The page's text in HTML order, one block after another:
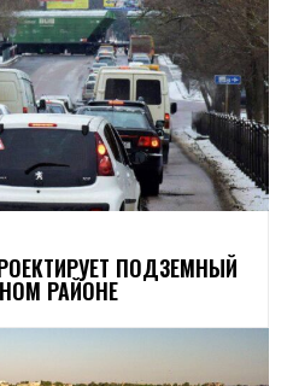
ПОДЗЕМНЫЙ
РАЙОНЕ